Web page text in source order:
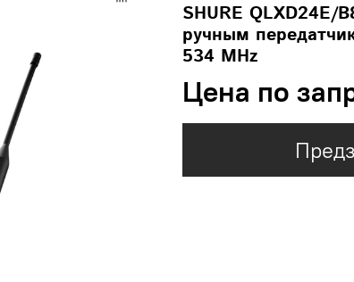
SHURE QLXD24E/
ручным
534 MHz
Цена по